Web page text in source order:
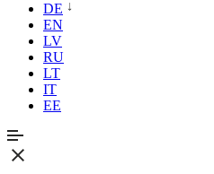
DE
EN
LV
RU
LT
IT
EE